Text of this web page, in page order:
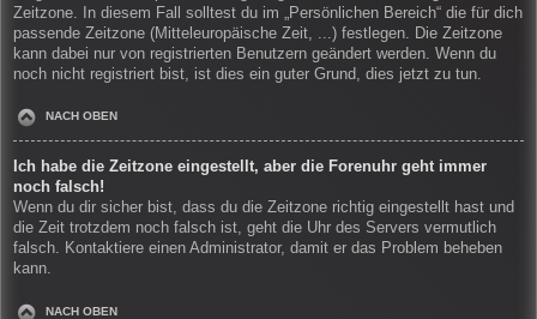
Zeitzone. In diesem Fall solltest du im „Persönlichen Bereich“ die für dich
passende Zeitzone (Mitteleuropäische Zeit, ...) festlegen. Die Zeitzone
kann dabei nur von registrierten Benutzern geändert werden. Wenn du
noch nicht registriert bist, ist dies ein guter Grund, dies jetzt zu tun.
NACH OBEN
Ich habe die Zeitzone eingestellt, aber die Forenuhr geht immer
noch falsch!
Wenn du dir sicher bist, dass du die Zeitzone richtig eingestellt hast und
die Zeit trotzdem noch falsch ist, geht die Uhr des Servers vermutlich
falsch. Kontaktiere einen Administrator, damit er das Problem beheben
kann.
NACH OBEN